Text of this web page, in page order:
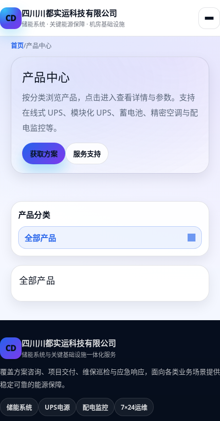
CD 四川川都实运科技有限公司
储能系统 · 关键能源保障 · 机房基础设施
首页/产品中心
产品中心
按分类浏览产品，点击进入查看详情与参数。支持
在线式 UPS、模块化 UPS、蓄电池、精密空调与配
电监控等。
获取方案 服务支持
产品分类
全部产品
全部产品
CD 四川川都实运科技有限公司
储能系统与关键基础设施一体化服务
覆盖方案咨询、项目交付、维保巡检与应急响应，面向各类业务场景提供
稳定可靠的能源保障。
储能系统 UPS电源 配电监控 7×24运维